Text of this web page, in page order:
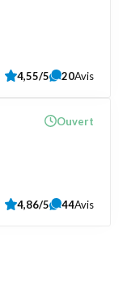
4,55/5 20Avis
Ouvert
4,86/5 44Avis